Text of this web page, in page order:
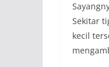
Sekitar
kecil